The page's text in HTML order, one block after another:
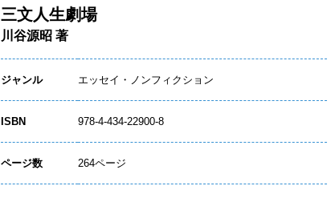
三文人生劇場
川谷源昭 著
ジャンル エッセイ・ノンフィクション
ISBN 978-4-434-22900-8
ページ数 264ページ